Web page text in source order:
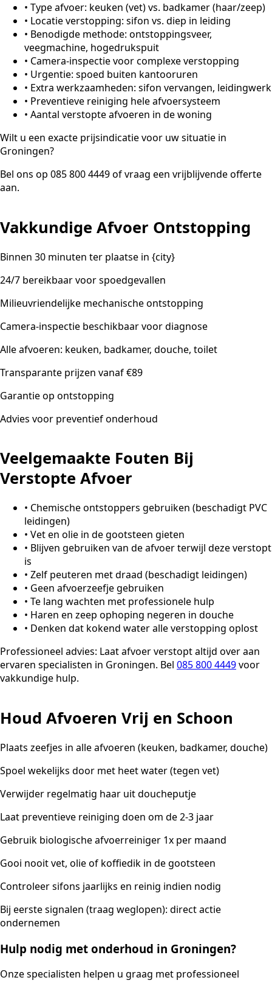
• Type afvoer: keuken (vet) vs. badkamer (haar/zeep)
• Locatie verstopping: sifon vs. diep in leiding
• Benodigde methode: ontstoppingsveer,
veegmachine, hogedrukspuit
• Camera-inspectie voor complexe verstopping
• Urgentie: spoed buiten kantooruren
• Extra werkzaamheden: sifon vervangen, leidingwerk
• Preventieve reiniging hele afvoersysteem
• Aantal verstopte afvoeren in de woning
Wilt u een exacte prijsindicatie voor uw situatie in
Groningen?
Bel ons op 085 800 4449 of vraag een vrijblijvende offerte
aan.
Vakkundige Afvoer Ontstopping
Binnen 30 minuten ter plaatse in {city}
24/7 bereikbaar voor spoedgevallen
Milieuvriendelijke mechanische ontstopping
Camera-inspectie beschikbaar voor diagnose
Alle afvoeren: keuken, badkamer, douche, toilet
Transparante prijzen vanaf €89
Garantie op ontstopping
Advies voor preventief onderhoud
Veelgemaakte Fouten Bij
Verstopte Afvoer
• Chemische ontstoppers gebruiken (beschadigt PVC
leidingen)
• Vet en olie in de gootsteen gieten
• Blijven gebruiken van de afvoer terwijl deze verstopt
is
• Zelf peuteren met draad (beschadigt leidingen)
• Geen afvoerzeefje gebruiken
• Te lang wachten met professionele hulp
• Haren en zeep ophoping negeren in douche
• Denken dat kokend water alle verstopping oplost
Professioneel advies: Laat afvoer verstopt altijd over aan
ervaren specialisten in Groningen. Bel 085 800 4449voor
vakkundige hulp.
Houd Afvoeren Vrij en Schoon
Plaats zeefjes in alle afvoeren (keuken, badkamer, douche)
Spoel wekelijks door met heet water (tegen vet)
Verwijder regelmatig haar uit doucheputje
Laat preventieve reiniging doen om de 2-3 jaar
Gebruik biologische afvoerreiniger 1x per maand
Gooi nooit vet, olie of koffiedik in de gootsteen
Controleer sifons jaarlijks en reinig indien nodig
Bij eerste signalen (traag weglopen): direct actie
ondernemen
Hulp nodig met onderhoud in Groningen?
Onze specialisten helpen u graag met professioneel